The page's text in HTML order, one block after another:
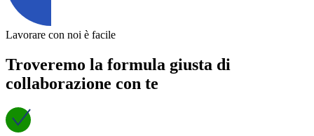
Lavorare con noi è facile
Troveremo la formula giusta di
collaborazione con te